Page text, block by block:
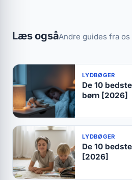
Læs ogsåAndre guides fra os
LYDBØGER
De 10
børn [2026]
LYDBØGER
De 10
[2026]